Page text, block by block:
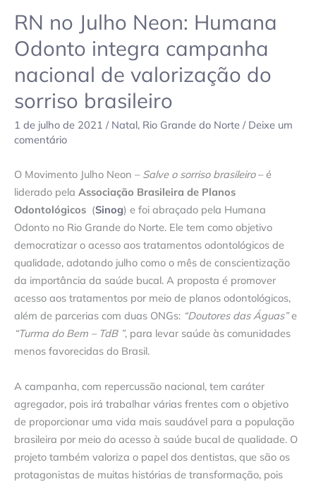
RN no Julho Neon: Humana
Odonto integra campanha
nacional de valorização do
sorriso brasileiro
1 de julho de 2021 / Natal, Rio Grande do Norte / Deixe um
comentário
O Movimento Julho Neon – Salve o sorriso brasileiro– é
liderado pela Associação Brasileira de Planos
Odontológicos (Sinog) e foi abraçado pela Humana
Odonto no Rio Grande do Norte. Ele tem como objetivo
democratizar o acesso aos tratamentos odontológicos de
qualidade, adotando julho como o mês de conscientização
da importância da saúde bucal. A proposta é promover
acesso aos tratamentos por meio de planos odontológicos,
além de parcerias com duas ONGs: “Doutores das Águas”e
“Turma do Bem – TdB ”, para levar saúde às comunidades
menos favorecidas do Brasil.
A campanha, com repercussão nacional, tem caráter
agregador, pois irá trabalhar várias frentes com o objetivo
de proporcionar uma vida mais saudável para a população
brasileira por meio do acesso à saúde bucal de qualidade. O
projeto também valoriza o papel dos dentistas, que são os
protagonistas de muitas histórias de transformação, pois
valorização
do
sorriso
brasileiro